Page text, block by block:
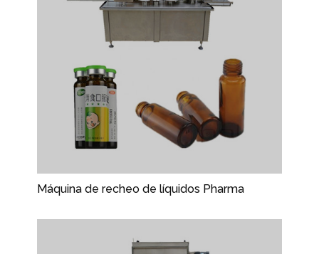
Máquina de recheo de líquidos Pharma